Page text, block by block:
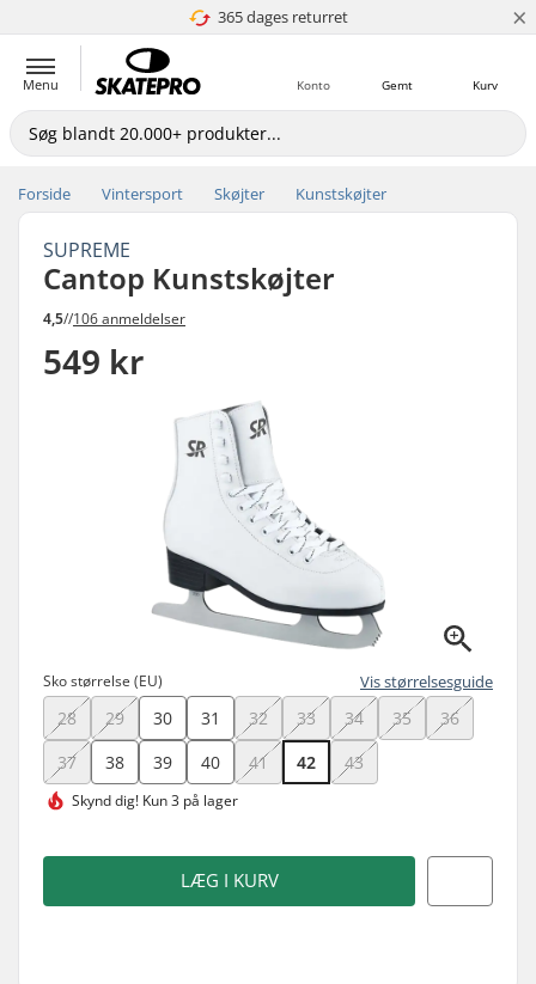
365 dages returret
4.8 ud af 5 ×
Menu Kurv
Gemt
Konto
Forside Vintersport Skøjter Kunstskøjter
SUPREME
Cantop Kunstskøjter
4,5//106 anmeldelser
549 kr
Sko størrelse (EU) Vis størrelsesguide
28 29 30 31 32 33 34 35
36
37
38 39 40 41 42 43
Skynd dig! Kun 3 på lager
LÆG I KURV